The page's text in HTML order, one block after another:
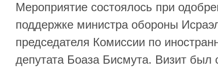
Мероприятие состоялось при
поддержке министра обороны
председателя Комиссии по
депутата Боаза Бисмута. Визит был